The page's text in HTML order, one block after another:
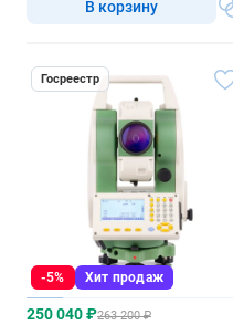
В корзину
Госреестр
-5% Хит продаж
250 040 ₽263 200 ₽